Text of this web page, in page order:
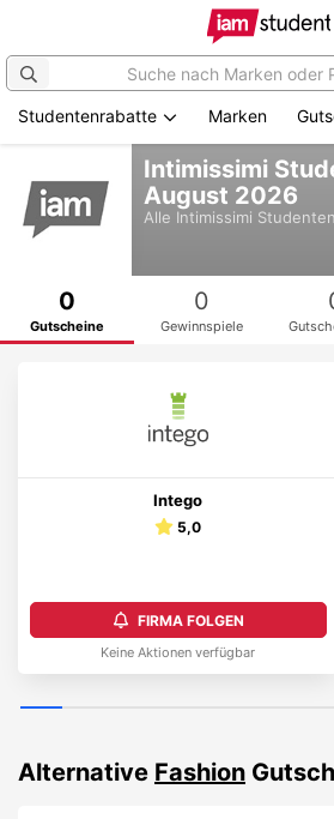
Hauptinhalt
springen
Studentenrabatte Marken
Intimissimi
August 2026
Alle Intimissimi
0
Gutscheine
0
Gewinnspiele
Intego
5,0
FIRMA FOLGEN
Keine Aktionen verfügbar
Alternative Fashion